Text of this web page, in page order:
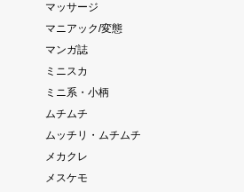
マッサージ
マニアック/変態
マンガ誌
ミニスカ
ミニ系・小柄
ムチムチ
ムッチリ・ムチムチ
メカクレ
メスケモ